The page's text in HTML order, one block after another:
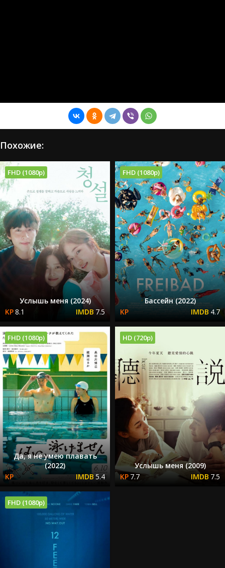
Похожие:
FHD (1080p)
Услышь меня (2024)
8.1
7.5
FHD (1080p)
Бассейн (2022)
4.7
FHD (1080p)
Да, я не умею плавать
(2022)
5.4
HD (720p)
Услышь меня (2009)
7.7
7.5
FHD (1080p)